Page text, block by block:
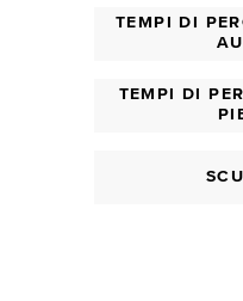
TEMPI DI
TEMPI DI